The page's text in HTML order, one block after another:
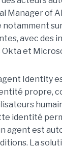
Manager of
notamment
avec des
et
Identity
propre,
identité
agent est
La